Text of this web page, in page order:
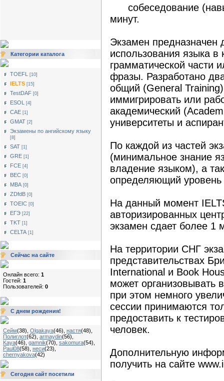
Категории каталога
TOEFL [10]
IELTS [15]
TestDAF [0]
ESOL [4]
САЕ [1]
GMAT [2]
Экзамены по ангийскому языку
[8]
SAT [1]
GRE [1]
FCE [4]
BEC [0]
MBA [0]
ZDfdB [0]
TOEIC [0]
ЕГЭ [22]
TKT [1]
CELTA [1]
Сейчас на сайте
Онлайн всего: 1
Гостей: 1
Пользователей: 0
С днем рождения!
Сейм(38) Olgakaya(46) настя(48)
Полиглот(62) armaydin(56)
Kaya(46) gamnik(70) sakomura(54)
Paul08(58) неси(23)
chernyakova(42)
Сегодня сайт посетили
собеседование
минут.
Экзамен предназначен
использования языка в
грамматической части
фразы. Разработано
общий (General
иммигрировать или
академический
университеты и
По каждой из частей
(минимальное знание
владение языком), а
определяющий
На данный момент
авторизированных
экзамен сдает более 1
На территории СНГ
представительствах
International и Book
может организовывать
при этом немного
сессии принимаются
предоставить к
человек.
Дополнительную
получить на сайте